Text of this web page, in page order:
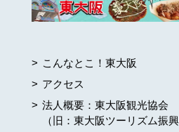
こんなとこ！東大阪
アクセス
法人概要：東大阪観光協会
（旧：東大阪ツーリズム振興